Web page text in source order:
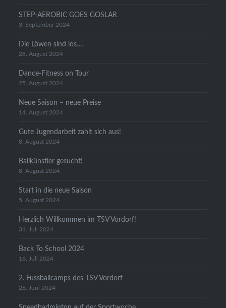
STEP-AEROBIC GOES GOSLAR
3. September 2024
Die Löwen sind los….
28. August 2024
Dance-Fitness on Tour
25. August 2024
Neue Saison – neue Preise
14. August 2024
Gute Jugendarbeit zahlt sich aus!
8. August 2024
Ballkünstler gesucht!
8. August 2024
Start in die neue Saison
5. August 2024
Herzlich Willkommen im TSV Vordorf!
31. Juli 2024
Back To School 2024
16. Juli 2024
2. Fussballcamps des TSV Vordorf
26. Juni 2024